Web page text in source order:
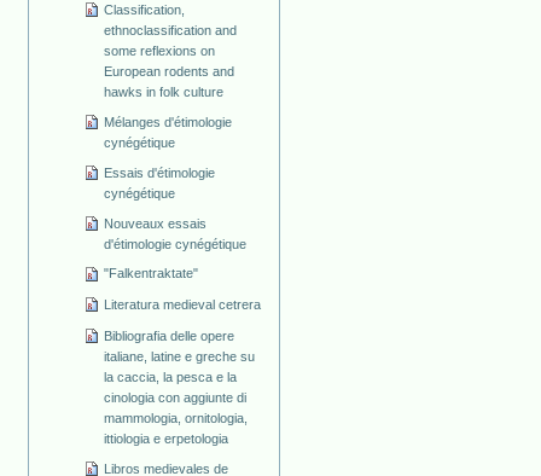
Classification,
ethnoclassification and
some reflexions on
European rodents and
hawks in folk culture
Mélanges d'étimologie
cynégétique
Essais d'étimologie
cynégétique
Nouveaux essais
d'étimologie cynégétique
"Falkentraktate"
Literatura medieval cetrera
Bibliografia delle opere
italiane, latine e greche su
la caccia, la pesca e la
cinologia con aggiunte di
mammologia, ornitologia,
ittiologia e erpetologia
Libros medievales de